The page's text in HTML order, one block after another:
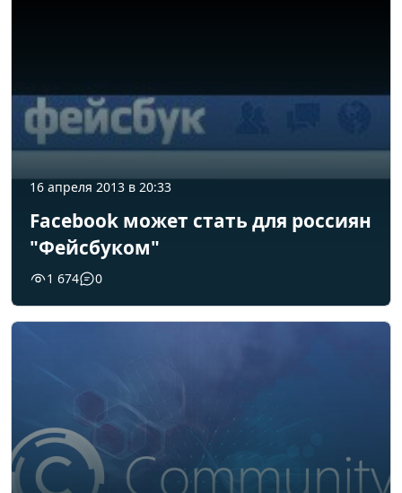
16 апреля 2013 в 20:33
Facebook может стать для россиян
"Фейсбуком"
1 674 0